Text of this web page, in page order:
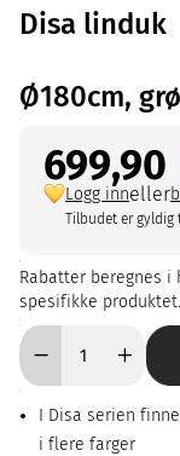
Disa linduk
Ø180cm,
699,90
Logg inneller
Tilbudet er gyldig
Rabatter beregnes
spesifikke produktet.
I Disa serien
i flere farger